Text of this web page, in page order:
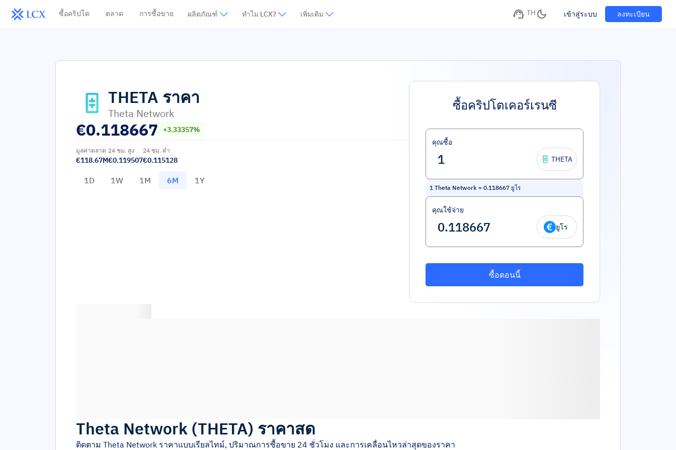
ซื้อคริปโต ตลาด การซื้อขาย ผลิตภัณฑ์ ทำไม LCX? เพิ่มเติม TH เข้าสู่ระบบ ลงทะเบียน
THETA ราคา
Theta Network
€0.118667 +3.33357%
มูลค่าตลาด
€118.67M
24 ชม. สูง
€0.119507
24 ชม. ต่ำ
€0.115128
1D 1W 1M 6M 1Y
ซื้อคริปโตเคอร์เรนซี
คุณซื้อ
THETA
1 Theta Network = 0.118667 ยูโร
คุณใช้จ่าย
ยูโร
ซื้อตอนนี้
Theta Network (THETA) ราคาสด
ติดตาม Theta Network ราคาแบบเรียลไทม์, ปริมาณการซื้อขาย 24 ชั่วโมง และการเคลื่อนไหวล่าสุดของราคา